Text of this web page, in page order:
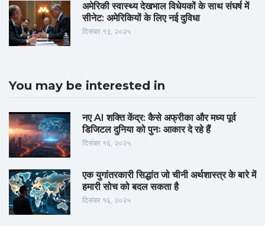
अमेरिकी स्वास्थ्य देखभाल विधेयकों के साथ संघर्ष में
सीनेट: अमेरिकियों के लिए नई दुविधा
दिसंबर १३, २०२५
You may be interested in
नए AI शक्ति केंद्र: कैसे अफ्रीका और मध्य पूर्व
डिजिटल दुनिया को पुनः आकार दे रहे हैं
दिसंबर १६, २०२५
एक युगांतरकारी सिद्धांत जो चीनी अर्थशास्त्र के बारे में
हमारी सोच को बदल सकता है
दिसंबर १६, २०२५